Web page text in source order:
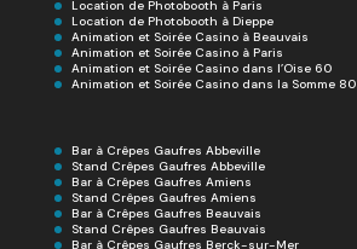
Location de Photobooth à Paris
Location de Photobooth à Dieppe
Animation et Soirée Casino à Beauvais
Animation et Soirée Casino à Paris
Animation et Soirée Casino dans l’Oise 60
Animation et Soirée Casino dans la Somme 80
Bar à Crêpes Gaufres Abbeville
Stand Crêpes Gaufres Abbeville
Bar à Crêpes Gaufres Amiens
Stand Crêpes Gaufres Amiens
Bar à Crêpes Gaufres Beauvais
Stand Crêpes Gaufres Beauvais
Bar à Crêpes Gaufres Berck-sur-Mer